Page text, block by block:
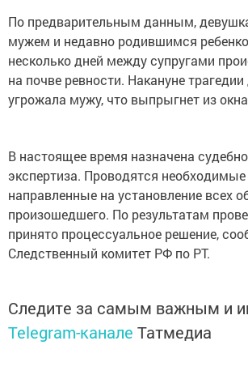
По предварительным данным,
мужем и недавно родившимся
несколько дней между супругами
на почве ревности. Накануне
угрожала мужу, что выпрыгнет из
В настоящее время назначена
экспертиза. Проводятся
направленные на установление всех
произошедшего. По результатам
принято процессуальное решение,
Следственный комитет РФ по РТ.
Следите за самым важным и
Telegram-канале Татмедиа